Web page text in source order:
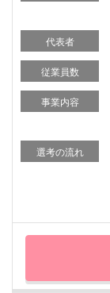
代表者
従業員数
事業内容
選考の流れ